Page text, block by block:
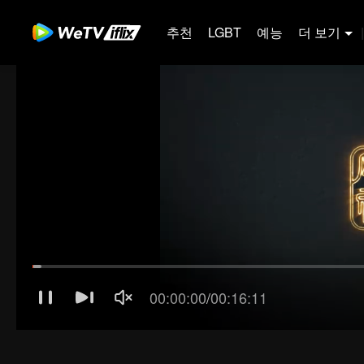
추천 LGBT 예능 더 보기 |